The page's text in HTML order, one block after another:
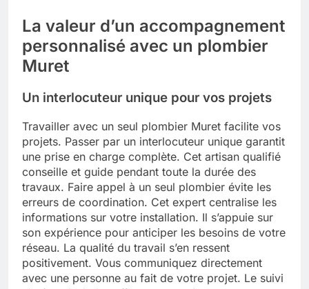
La valeur d’un accompagnement
personnalisé avec un plombier
Muret
Un interlocuteur unique pour vos projets
Travailler avec un seul plombier Muret facilite vos
projets. Passer par un interlocuteur unique garantit
une prise en charge complète. Cet artisan qualifié
conseille et guide pendant toute la durée des
travaux. Faire appel à un seul plombier évite les
erreurs de coordination. Cet expert centralise les
informations sur votre installation. Il s’appuie sur
son expérience pour anticiper les besoins de votre
réseau. La qualité du travail s’en ressent
positivement. Vous communiquez directement
avec une personne au fait de votre projet. Le suivi